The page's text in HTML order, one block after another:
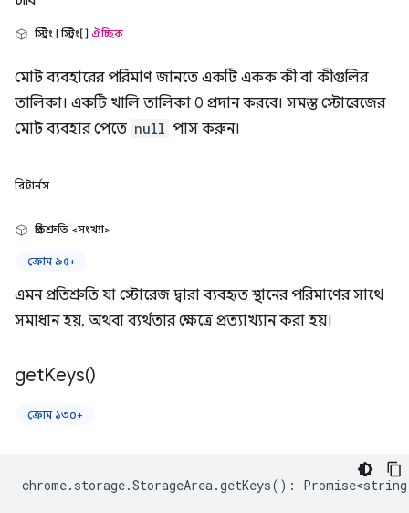
স্ট্রিং | স্ট্রিং[] ঐচ্ছিক
মোট ব্যবহারের পরিমাণ জানতে একটি একক কী বা কীগুলির
তালিকা। একটি খালি তালিকা 0 প্রদান করবে। সমস্ত স্টোরেজের
মোট ব্যবহার পেতে null পাস করুন।
রিটার্নস
প্রতিশ্রুতি <সংখ্যা>
ক্রোম ৯৫+
এমন প্রতিশ্রুতি যা স্টোরেজ দ্বারা ব্যবহৃত স্থানের পরিমাণের সাথে
সমাধান হয়, অথবা ব্যর্থতার ক্ষেত্রে প্রত্যাখ্যান করা হয়।
getKeys()
ক্রোম ১৩০+
chrome. storage.StorageArea.getKeys() : Promise<string